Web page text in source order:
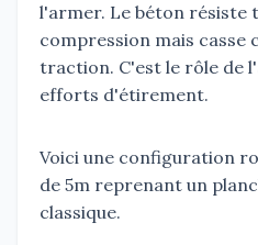
l'armer. Le béton résiste
compression mais casse
traction. C'est le rôle de
efforts d'étirement.
Voici une configuration
de 5m reprenant un
classique.